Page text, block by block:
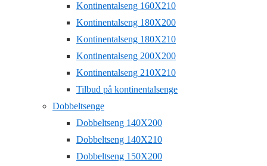
Kontinentalseng 160X210
Kontinentalseng 180X200
Kontinentalseng 180X210
Kontinentalseng 200X200
Kontinentalseng 210X210
Tilbud på kontinentalsenge
Dobbeltsenge
Dobbeltseng 140X200
Dobbeltseng 140X210
Dobbeltseng 150X200